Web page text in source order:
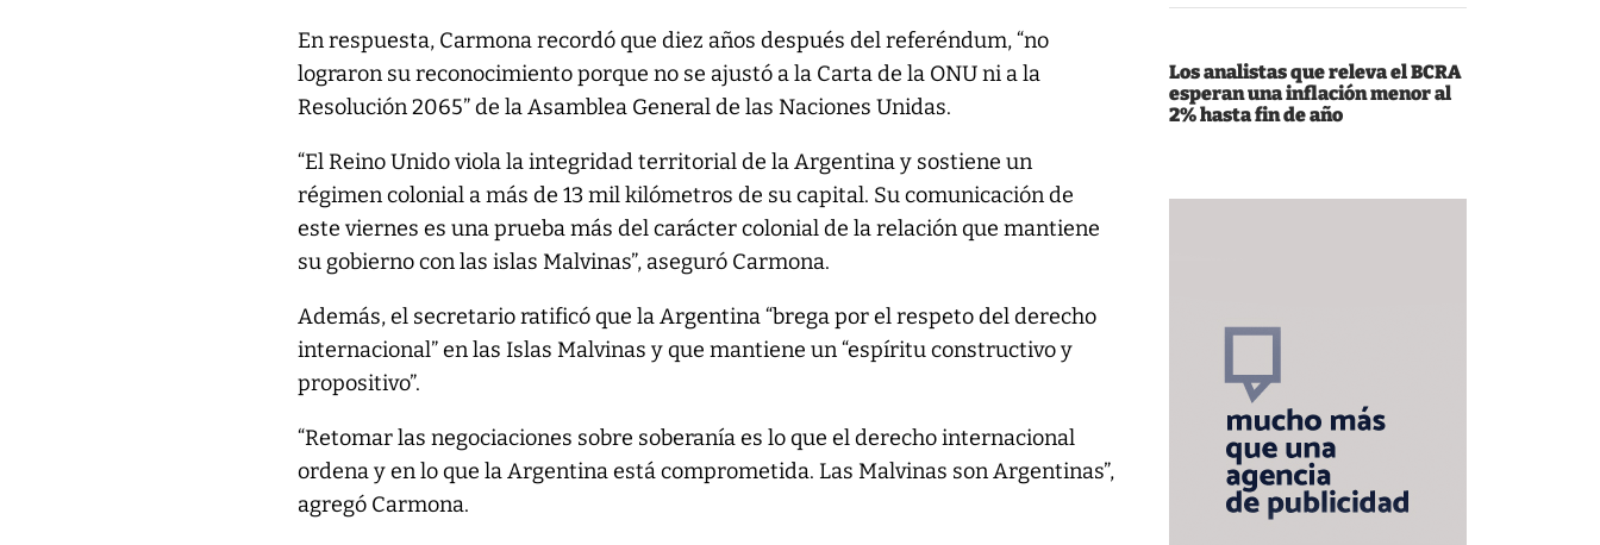
Los analistas que releva el BCRA
esperan una inflación menor al
2% hasta fin de año
En respuesta, Carmona recordó que diez años después del referéndum, “no
lograron su reconocimiento porque no se ajustó a la Carta de la ONU ni a la
Resolución 2065” de la Asamblea General de las Naciones Unidas.
“El Reino Unido viola la integridad territorial de la Argentina y sostiene un
régimen colonial a más de 13 mil kilómetros de su capital. Su comunicación de
este viernes es una prueba más del carácter colonial de la relación que mantiene
su gobierno con las islas Malvinas”, aseguró Carmona.
Además, el secretario ratificó que la Argentina “brega por el respeto del derecho
internacional” en las Islas Malvinas y que mantiene un “espíritu constructivo y
propositivo”.
“Retomar las negociaciones sobre soberanía es lo que el derecho internacional
ordena y en lo que la Argentina está comprometida. Las Malvinas son Argentinas”,
agregó Carmona.